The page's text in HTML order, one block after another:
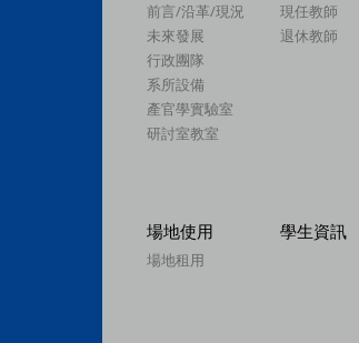
前言/沿革/現況
未來發展
行政團隊
系所設備
產官學實驗室
研討室教室
現任教師
退休教師
場地使用
場地租用
學生資訊